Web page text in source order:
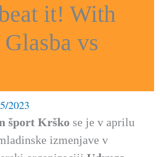
it! With
vs
2023
šport Krškose je v aprilu
izmenjave v